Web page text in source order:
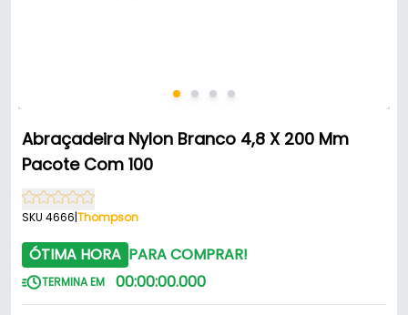
Abraçadeira Nylon Branco 4,8 X 200 Mm
Pacote Com 100
SKU 4666|Thompson
ÓTIMA HORA PARA COMPRAR!
TERMINA EM 00:00:00.000